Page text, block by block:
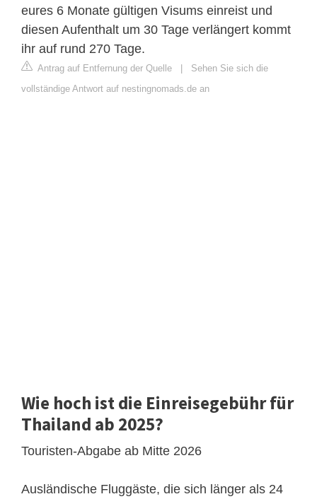
eures 6 Monate gültigen Visums einreist und
diesen Aufenthalt um 30 Tage verlängert kommt
ihr auf rund 270 Tage.
Antrag auf Entfernung der Quelle
Sehen Sie sich die
vollständige Antwort auf nestingnomads.de an
Wie hoch ist die Einreisegebühr für
Thailand ab 2025?
Touristen-Abgabe ab Mitte 2026
Ausländische Fluggäste, die sich länger als 24